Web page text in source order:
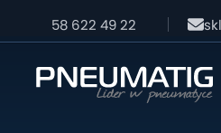
58 622 49 22